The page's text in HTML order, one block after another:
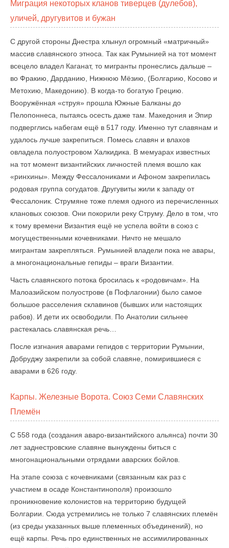
Миграция некоторых кланов тиверцев (дулебов),
уличей, другувитов и бужан
С другой стороны Днестра хлынул огромный «матричный»
массив славянского этноса. Так как Румынией на тот момент
всецело владел Каганат, то мигранты пронеслись дальше –
во Фракию, Дарданию, Нижнюю Мёзию, (Болгарию, Косово и
Метохию, Македонию). В когда-то богатую Грецию.
Вооружённая «струя» прошла Южные Балканы до
Пелопоннеса, пытаясь осесть даже там. Македония и Эпир
подверглись набегам ещё в 517 году. Именно тут славянам и
удалось лучше закрепиться. Помесь славян и влахов
овладела полуостровом Халкидика. В мемуарах известных
на тот момент византийских личностей племя вошло как
«ринхины». Между Фессалониками и Афоном закрепилась
родовая группа согудатов. Другувиты жили к западу от
Фессалоник. Струмяне тоже племя одного из перечисленных
клановых союзов. Они покорили реку Струму. Дело в том, что
к тому времени Византия ещё не успела войти в союз с
могущественными кочевниками. Ничто не мешало
мигрантам закрепляться. Румынией владели пока не авары,
а многонациональные гепиды – враги Византии.
Часть славянского потока бросилась к «родовичам». На
Малоазийском полуострове (в Пофлагонии) было самое
большое расселения склавинов (бывших или настоящих
рабов). И дети их освободили. По Анатолии сильнее
растекалась славянская речь…
После изгнания аварами гепидов с территории Румынии,
Добруджу закрепили за собой славяне, помирившиеся с
аварами в 626 году.
Карпы. Железные Ворота. Союз Семи Славянских
Племён
С 558 года (создания аваро-византийского альянса) почти 30
лет заднестровские славяне вынуждены биться с
многонациональными отрядами аварских бойлов.
На этапе союза с кочевниками (связанным как раз с
участием в осаде Константинополя) произошло
проникновение колонистов на территорию будущей
Болгарии. Сюда устремились не только 7 славянских племён
(из среды указанных выше племенных объединений), но
ещё карпы. Речь про единственных не ассимилированных